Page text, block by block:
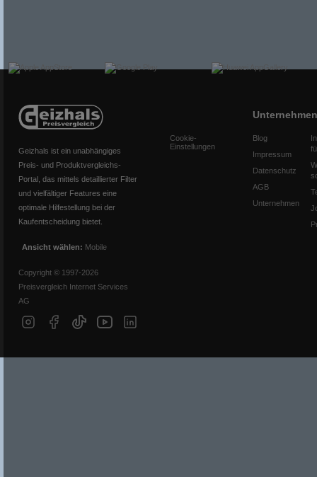
Geizhals ist ein unabhängiges
Preis- und Produktvergleichs-
Portal, das mittels detaillierter Filter
und vielfältiger Features eine
optimale Hilfestellung bei der
Kaufentscheidung bietet.
Ansicht wählen: Mobile
Copyright © 1997-2026
Preisvergleich Internet Services
AG
Cookie-
Einstellungen
Unternehmen
Blog
Impressum
Datenschutz
AGB
Unternehmen